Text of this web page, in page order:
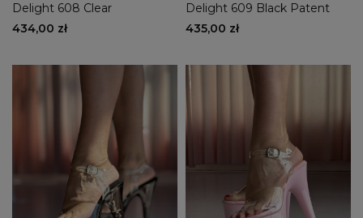
Delight 608 Clear
434,00 zł
Delight 609 Black Patent
435,00 zł